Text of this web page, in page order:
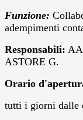
Funzione:
adempimenti
Responsabili:
ASTORE G.
Orario
tutti i giorni dalle